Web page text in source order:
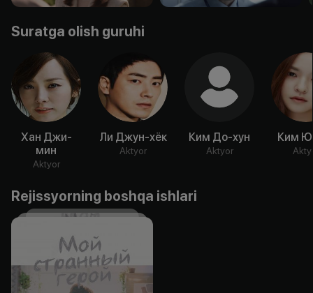
Suratga olish guruhi
Хан Джи-
мин
Aktyor
Ли Джун-хёк
Aktyor
Ким До-хун
Aktyor
Ким
Rejissyorning boshqa ishlari